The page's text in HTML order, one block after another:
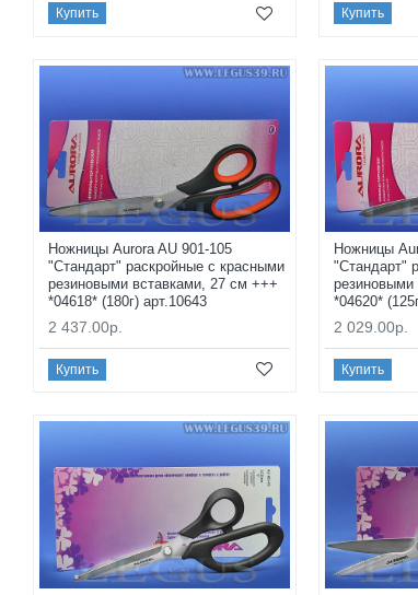
Купить Купить
Ножницы Aurora AU 901-105
"Стандарт" раскройные с красными
резиновыми вставками, 27 см +++
*04618* (180г) арт.10643
2 437.00р.
Купить
Ножницы
"Стандарт"
резиновыми
*04620*
2 029.00р.
Купить